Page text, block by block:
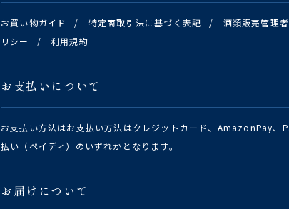
お買い物ガイド / 特定商取引法に基づく表記 / 酒類販売管理
リシー
/ 利用規約
お支払いについて
お支払い方法はお支払い方法はクレジットカード、AmazonPay、
払い（ペイディ）のいずれかとなります。
お届けについて